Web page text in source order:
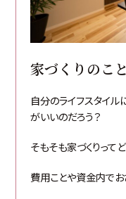
家づくりのこ
自分のライフスタイル
がいいのだろう？
そもそも家づくりって
費用ことや資金内でお